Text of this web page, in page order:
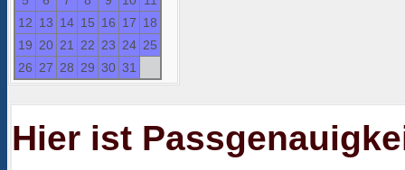
12 13 14 15 16 17 18
19 20 21 22 23 24 25
26 27 28 29 30 31
Hier ist